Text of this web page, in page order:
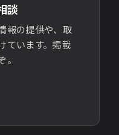
談
報の提供や、取
ています。掲載